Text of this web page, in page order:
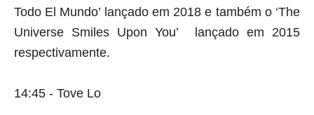
Todo El Mundo’ lançado em 2018 e também o ‘The
Universe Smiles Upon You’  lançado em 2015
respectivamente.
14:45 - Tove Lo